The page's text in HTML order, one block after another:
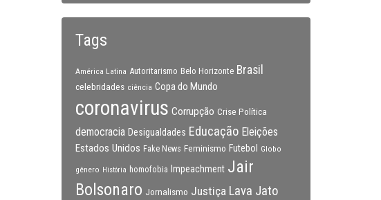
Tags
América Latina Autoritarismo Belo Horizonte Brasil
celebridades ciência Copa do Mundo
coronavirus Corrupção Crise Política
democracia Desigualdades Educação Eleições
Estados Unidos Fake News Feminismo Futebol Globo
gênero História homofobia Impeachment Jair
Bolsonaro Jornalismo Justiça Lava Jato